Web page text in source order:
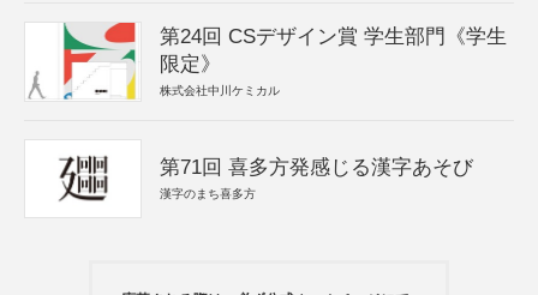
第24回 CSデザイン賞 学生部門《学生
限定》
株式会社中川ケミカル
第71回 喜多方発感じる漢字あそび
漢字のまち喜多方